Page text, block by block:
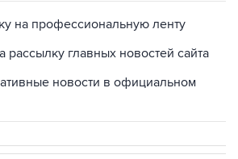
на профессиональную ленту
рассылку главных новостей сайта
новости в официальном